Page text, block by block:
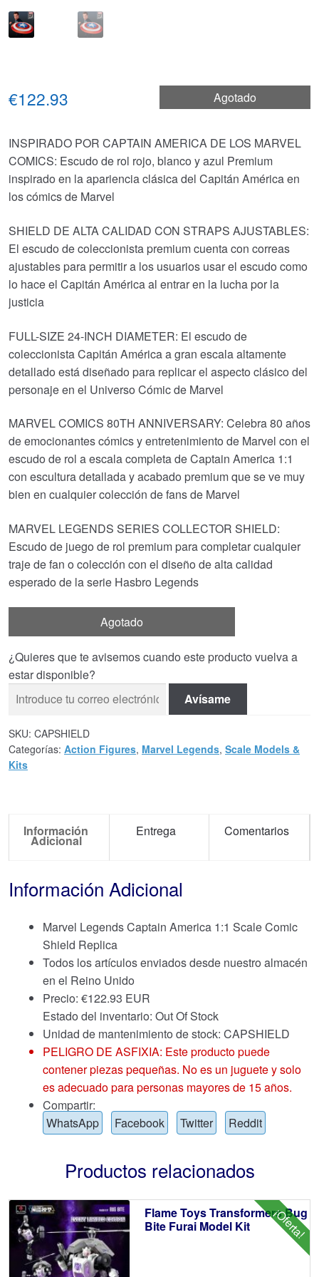
Agotado
€122.93
INSPIRADO POR CAPTAIN AMERICA DE LOS MARVEL
COMICS: Escudo de rol rojo, blanco y azul Premium
inspirado en la apariencia clásica del Capitán América en
los cómics de Marvel
SHIELD DE ALTA CALIDAD CON STRAPS AJUSTABLES:
El escudo de coleccionista premium cuenta con correas
ajustables para permitir a los usuarios usar el escudo como
lo hace el Capitán América al entrar en la lucha por la
justicia
FULL-SIZE 24-INCH DIAMETER: El escudo de
coleccionista Capitán América a gran escala altamente
detallado está diseñado para replicar el aspecto clásico del
personaje en el Universo Cómic de Marvel
MARVEL COMICS 80TH ANNIVERSARY: Celebra 80 años
de emocionantes cómics y entretenimiento de Marvel con el
escudo de rol a escala completa de Captain America 1:1
con escultura detallada y acabado premium que se ve muy
bien en cualquier colección de fans de Marvel
MARVEL LEGENDS SERIES COLLECTOR SHIELD:
Escudo de juego de rol premium para completar cualquier
traje de fan o colección con el diseño de alta calidad
esperado de la serie Hasbro Legends
Agotado
¿Quieres que te avisemos cuando este producto vuelva a
estar disponible?
Avísame
SKU: CAPSHIELD
Categorías: Action Figures, Marvel Legends, Scale Models &
Kits
Información
Adicional
Entrega Comentarios
Información Adicional
Marvel Legends Captain America 1:1 Scale Comic
Shield Replica
Todos los artículos enviados desde nuestro almacén
en el Reino Unido
Precio: €122.93 EUR
Estado del inventario: Out Of Stock
Unidad de mantenimiento de stock: CAPSHIELD
PELIGRO DE ASFIXIA: Este producto puede
contener piezas pequeñas. No es un juguete y solo
es adecuado para personas mayores de 15 años.
Compartir:
WhatsApp
Facebook Twitter Reddit
Productos relacionados
¡Oferta!
Flame Toys Transformers Bug
Bite Furai Model Kit